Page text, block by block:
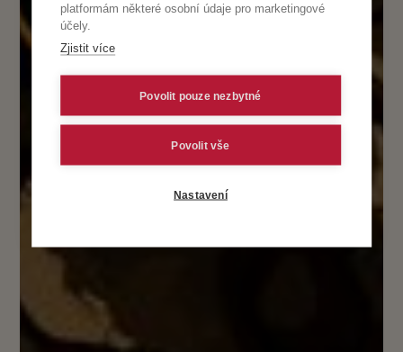
platformám některé osobní údaje pro marketingové
účely.
Zjistit více
Povolit pouze nezbytné
Povolit vše
Nastavení